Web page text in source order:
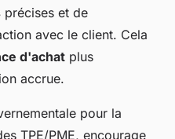
précises et de
avec le client. Cela
d'achat plus
accrue.
pour la
TPE/PME, encourage